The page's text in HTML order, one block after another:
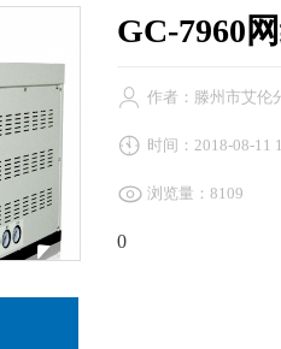
GC-7960
作者：滕州市艾伦
时间：2018-08-11
浏览量：8109
0